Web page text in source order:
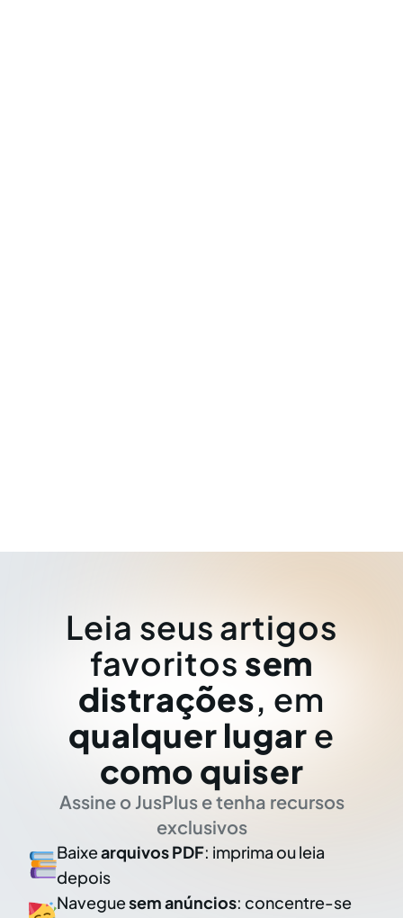
Leia seus artigos
favoritos sem
distrações, em
qualquer lugar e
como quiser
Assine o JusPlus e tenha recursos
exclusivos
Baixearquivos PDF: imprima ou leia
depois
Naveguesem anúncios: concentre-se